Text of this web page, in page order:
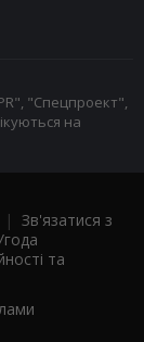
"Спецпроект",
на
| Зв'язатися з
та